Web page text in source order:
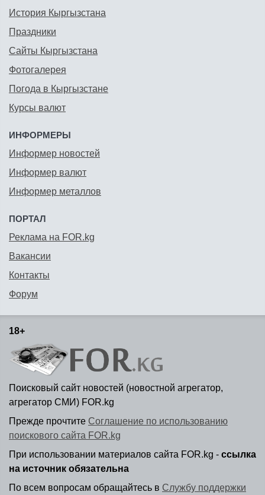
История Кыргызстана
Праздники
Сайты Кыргызстана
Фотогалерея
Погода в Кыргызстане
Курсы валют
ИНФОРМЕРЫ
Информер новостей
Информер валют
Информер металлов
ПОРТАЛ
Реклама на FOR.kg
Вакансии
Контакты
Форум
18+
Поисковый сайт новостей (новостной агрегатор,
агрегатор СМИ) FOR.kg
Прежде прочтите Соглашение по использованию
поискового сайта FOR.kg
При использовании материалов сайта FOR.kg - ссылка
на источник обязательна
По всем вопросам обращайтесь в Службу поддержки